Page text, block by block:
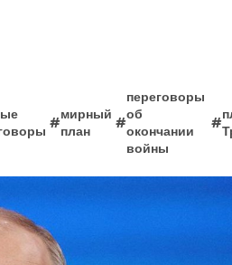
#
мирный
план
#
переговоры
об
окончании
войны
#